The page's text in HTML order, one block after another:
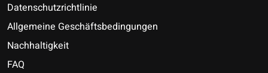
Datenschutzrichtlinie
Allgemeine Geschäftsbedingungen
Nachhaltigkeit
FAQ